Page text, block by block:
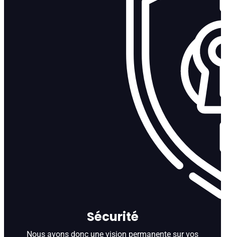
Sécurité
Nous avons donc une vision permanente sur vos